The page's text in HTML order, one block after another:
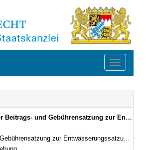
Toggle
Bekanntmachung des Bayerischen Staatsministeriums des Innernvom 20. Mai 2008, Az. IB4-1421.1-166 (AllMBl. S. 350) (§§ 1–16)
der Gemeinde (Stadt, Markt, Zweckverband) …………(BGS/EWS)vom __.__.____ (§§ 1–16)